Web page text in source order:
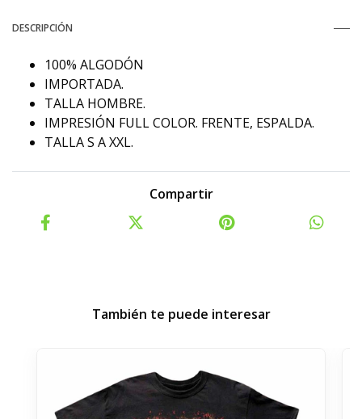
DESCRIPCIÓN
100% ALGODÓN
IMPORTADA.
TALLA HOMBRE.
IMPRESIÓN FULL COLOR. FRENTE, ESPALDA.
TALLA S A XXL.
Compartir
También te puede interesar